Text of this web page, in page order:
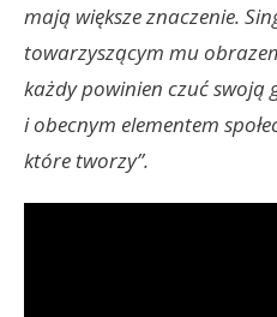
mają większe znaczenie.
towarzyszącym mu
każdy powinien czuć swoją
i obecnym elementem
które tworzy”.